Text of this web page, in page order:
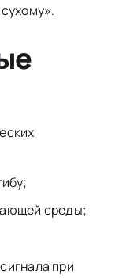
среды;
при